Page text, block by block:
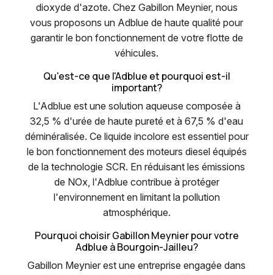
dioxyde d'azote. Chez Gabillon Meynier, nous
vous proposons un Adblue de haute qualité pour
garantir le bon fonctionnement de votre flotte de
véhicules.
Qu'est-ce que l'Adblue et pourquoi est-il
important?
L'Adblue est une solution aqueuse composée à
32,5 % d'urée de haute pureté et à 67,5 % d'eau
déminéralisée. Ce liquide incolore est essentiel pour
le bon fonctionnement des moteurs diesel équipés
de la technologie SCR. En réduisant les émissions
de NOx, l'Adblue contribue à protéger
l'environnement en limitant la pollution
atmosphérique.
Pourquoi choisir Gabillon Meynier pour votre
Adblue à Bourgoin-Jailleu?
Gabillon Meynier est une entreprise engagée dans